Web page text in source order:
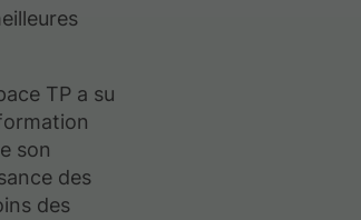
TP a su
son
des
des